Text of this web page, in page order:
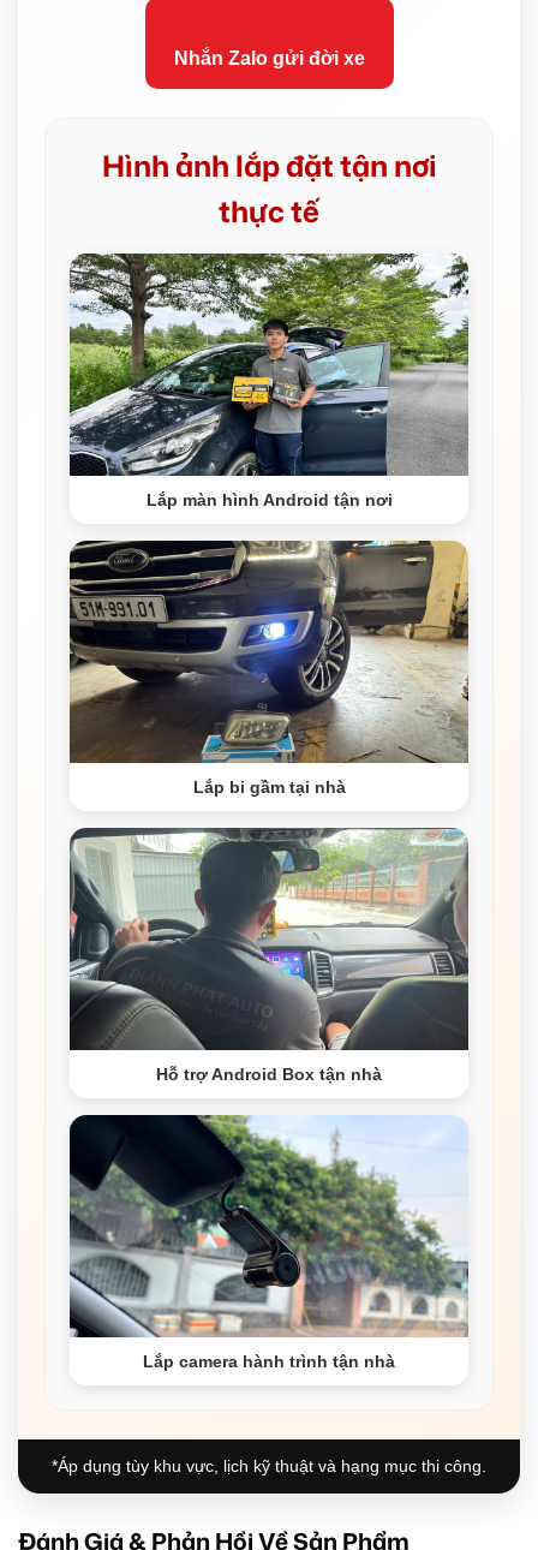
Nhắn Zalo gửi đời xe
Hình ảnh lắp đặt tận nơi
thực tế
Lắp màn hình Android tận nơi
Lắp bi gầm tại nhà
Hỗ trợ Android Box tận nhà
Lắp camera hành trình tận nhà
*Áp dụng tùy khu vực, lịch kỹ thuật và hạng mục thi công.
Đánh Giá & Phản Hồi Về Sản Phẩm